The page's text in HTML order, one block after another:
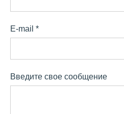
E-mail *
Введите свое сообщение